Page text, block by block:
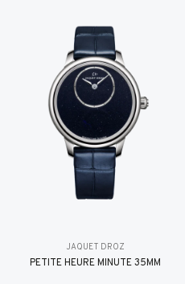
JAQUET DROZ
PETITE HEURE MINUTE 35MM